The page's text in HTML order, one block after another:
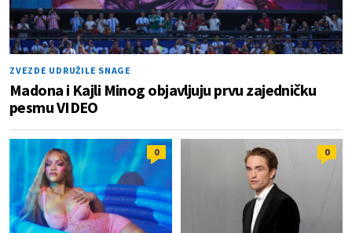
ZVEZDE UDRUŽILE SNAGE
Madona i Kajli Minog objavljuju prvu zajedničku
pesmu VIDEO
0 0